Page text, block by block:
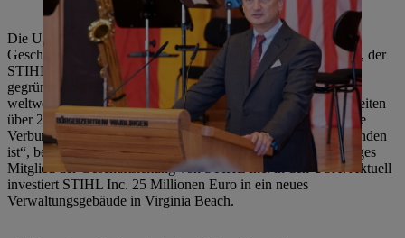
Beach.
Die USA sind der wichtigste Markt für STIHL. Erste
Geschäftsbeziehungen bestehen bereits seit den 1930er Jahren, der
STIHL Produktionsstandort in Virginia Beach wurde 1974
gegründet. „Wir erzielen in den USA etwa 30 Prozent unseres
weltweiten Umsatzes. In unserem Werk in Virginia Beach arbeiten
über 2.000 Mitarbeiter. Es freut uns sehr, dass durch diese enge
Verbundenheit eine Freundschaft zwischen den Städten entstanden
ist“, betont Karl Angler, STIHL Finanzvorstand und langjähriges
Mitglied der Geschäftsleitung von STIHL Inc. in den USA. Aktuell
investiert STIHL Inc. 25 Millionen Euro in ein neues
Verwaltungsgebäude in Virginia Beach.